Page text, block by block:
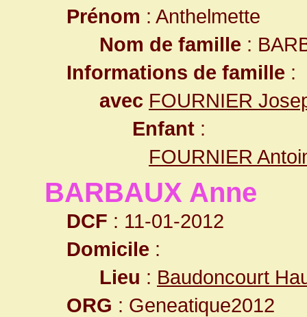
Prénom : Anthelmette
Nom de famille :
Informations de famille :
avec FOURNIER
Enfant :
FOURNIER
BARBAUX Anne
DCF : 11-01-2012
Domicile :
Lieu : Baudoncourt
ORG : Geneatique2012